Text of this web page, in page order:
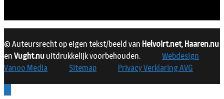
© Auteursrecht op eigen tekst/beeld van Helvoirt.net, Haaren.nu
en Vught.nu uitdrukkelijk voorbehouden.
Webdesign
Vanoo Media
Sitemap Privacy Verklaring AVG